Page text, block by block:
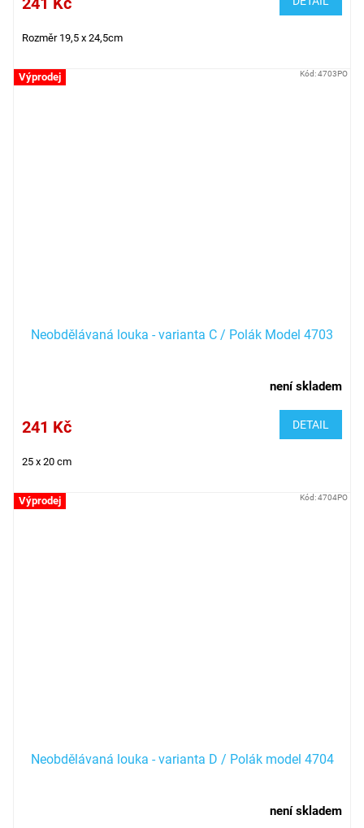
Rozměr 19,5 x 24,5cm
Výprodej
Neobdělávaná louka - varianta C / Polák Model 4703
není skladem
241 Kč DETAIL
25 x 20 cm
Kód:4703PO
Výprodej
Neobdělávaná louka - varianta D / Polák model 4704
není skladem
Kód:4704PO